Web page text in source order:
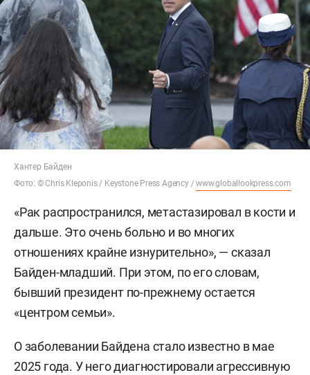
Хантер Байден
Фото: © Chris Kleponis / Keystone Press Agency /www.globallookpress.com
«Рак распространился, метастазировал в кости и
дальше. Это очень больно и во многих
отношениях крайне изнурительно», — сказал
Байден-младший. При этом, по его словам,
бывший президент по-прежнему остается
«центром семьи».
О заболевании Байдена стало известно в мае
2025 года. У него диагностировали агрессивную